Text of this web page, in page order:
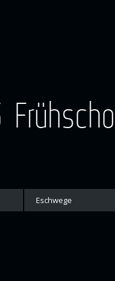
Eschwege